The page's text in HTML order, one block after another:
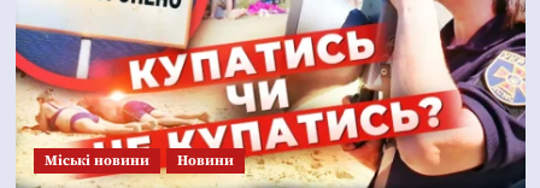
Mіські новини Новини